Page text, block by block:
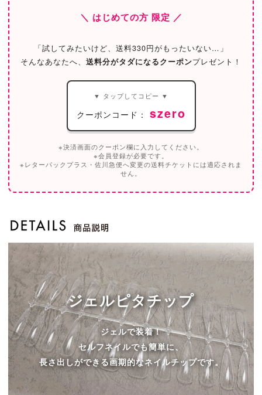
＼ はじめての方 限定 ／
「試してみたいけど、送料330円がもったいない…」
そんなあなたへ、 送料分がタダになるクーポンプレゼント！
▼ タップしてコピー ▼
クーポンコード： szero
※決済画面のクーポン欄に入力してください。
※会員登録が必要です。
※レターパックプラス・佐川急便へ変更の送料チケットには適応されま
せん。
ジェルピタチップ
ジェルで装着！
セルフネイルでも簡単に、
長さ出しができる画期的なネイルチップです。